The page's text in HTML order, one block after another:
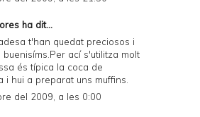
ha dit...
t'han quedat preciosos i
buenisíms.Per ací s'utilitza molt
és típica la coca de
i hui a preparat uns muffins.
del 2009, a les 0:00